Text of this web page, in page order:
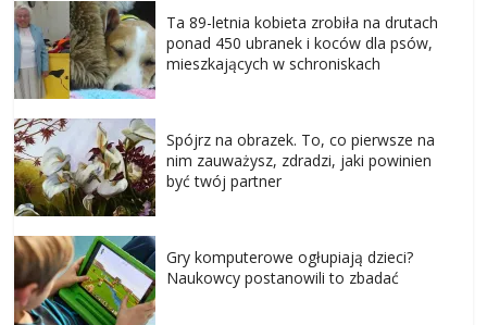
Ta 89-letnia kobieta zrobiła na drutach
ponad 450 ubranek i koców dla psów,
mieszkających w schroniskach
Spójrz na obrazek. To, co pierwsze na
nim zauważysz, zdradzi, jaki powinien
być twój partner
Gry komputerowe ogłupiają dzieci?
Naukowcy postanowili to zbadać